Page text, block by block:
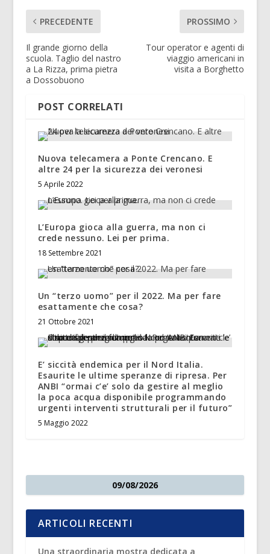
PRECEDENTE
Il grande giorno della
scuola. Taglio del nastro
a La Rizza, prima pietra
a Dossobuono
PROSSIMO
Tour operator e agenti di
viaggio americani in
visita a Borghetto
POST CORRELATI
Nuova telecamera a Ponte Crencano. E
altre 24 per la sicurezza dei veronesi
5 Aprile 2022
L’Europa gioca alla guerra, ma non ci
crede nessuno. Lei per prima.
18 Settembre 2021
Un “terzo uomo” per il 2022. Ma per fare
esattamente che cosa?
21 Ottobre 2021
E’ siccità endemica per il Nord Italia.
Esaurite le ultime speranze di ripresa. Per
ANBI “ormai c’e’ solo da gestire al meglio
la poca acqua disponibile programmando
urgenti interventi strutturali per il futuro”
5 Maggio 2022
09/08/2026
ARTICOLI RECENTI
Una straordinaria mostra dedicata a